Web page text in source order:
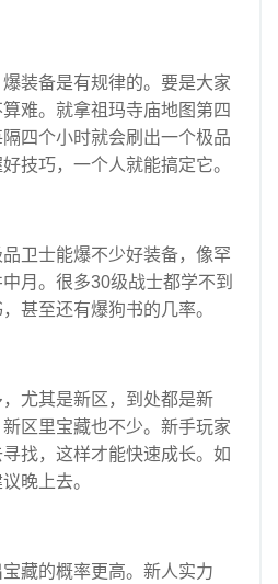
装备是有规律的。要是大家
难。就拿祖玛寺庙地图第四
四个小时就会刷出一个极品
技巧，一个人就能搞定它。
卫士能爆不少好装备，像罕
月。很多30级战士都学不到
甚至还有爆狗书的几率。
尤其是新区，到处都是新
区里宝藏也不少。新手玩家
找，这样才能快速成长。如
晚上去。
藏的概率更高。新人实力